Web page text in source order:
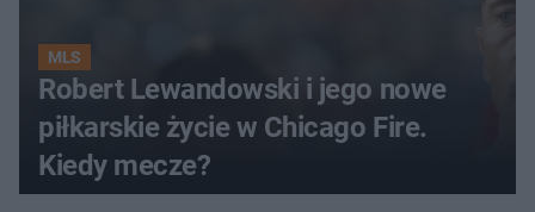
MLS
Robert Lewandowski i jego nowe
piłkarskie życie w Chicago Fire.
Kiedy mecze?